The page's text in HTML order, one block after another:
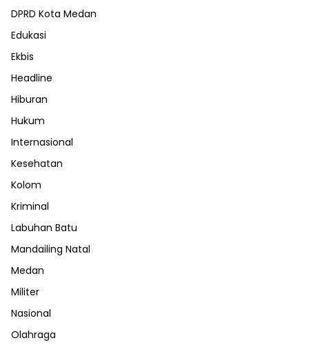
DPRD Kota Medan
Edukasi
Ekbis
Headline
Hiburan
Hukum
Internasional
Kesehatan
Kolom
Kriminal
Labuhan Batu
Mandailing Natal
Medan
Militer
Nasional
Olahraga